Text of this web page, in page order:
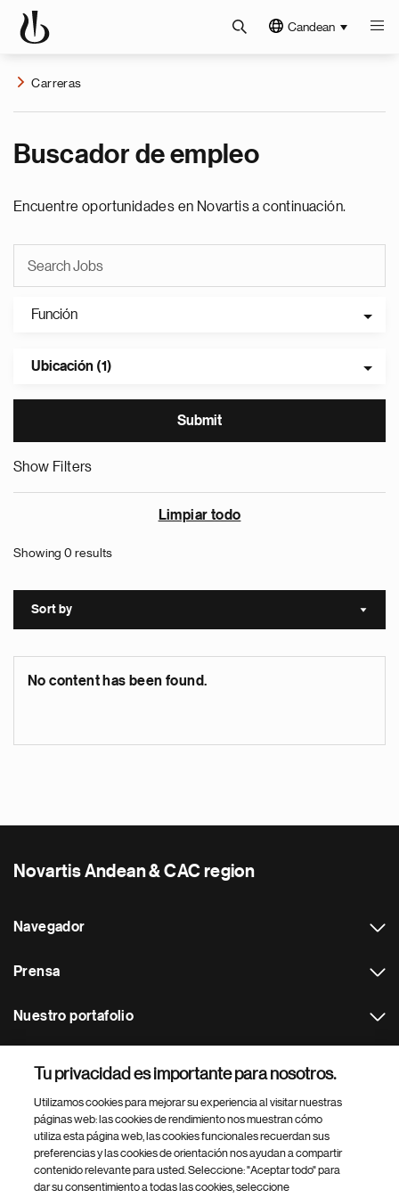
Candean
Carreras
Buscador de empleo
Encuentre oportunidades en Novartis a continuación.
Función
Ubicación (1)
Show Filters
Limpiar todo
Showing 0 results
Sort by Sort
No content has been found.
Novartis Andean & CAC region
Navegador
Prensa
Nuestro portafolio
Footer Site Search
Tu privacidad es importante para nosotros.
Utilizamos cookies para mejorar su experiencia al visitar nuestras
páginas web: las cookies de rendimiento nos muestran cómo
utiliza esta página web, las cookies funcionales recuerdan sus
preferencias y las cookies de orientación nos ayudan a compartir
contenido relevante para usted. Seleccione: "Aceptar todo" para
dar su consentimiento a todas las cookies, seleccione